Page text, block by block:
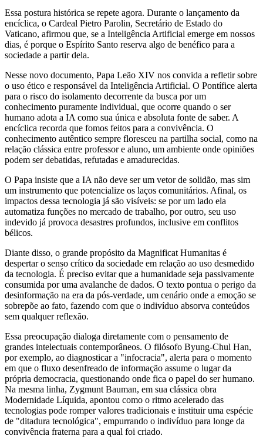
Essa postura histórica se repete agora. Durante o lançamento da
encíclica, o Cardeal Pietro Parolin, Secretário de Estado do
Vaticano, afirmou que, se a Inteligência Artificial emerge em nossos
dias, é porque o Espírito Santo reserva algo de benéfico para a
sociedade a partir dela.
Nesse novo documento, Papa Leão XIV nos convida a refletir sobre
o uso ético e responsável da Inteligência Artificial. O Pontífice alerta
para o risco do isolamento decorrente da busca por um
conhecimento puramente individual, que ocorre quando o ser
humano adota a IA como sua única e absoluta fonte de saber. A
encíclica recorda que fomos feitos para a convivência. O
conhecimento autêntico sempre floresceu na partilha social, como na
relação clássica entre professor e aluno, um ambiente onde opiniões
podem ser debatidas, refutadas e amadurecidas.
O Papa insiste que a IA não deve ser um vetor de solidão, mas sim
um instrumento que potencialize os laços comunitários. Afinal, os
impactos dessa tecnologia já são visíveis: se por um lado ela
automatiza funções no mercado de trabalho, por outro, seu uso
indevido já provoca desastres profundos, inclusive em conflitos
bélicos.
Diante disso, o grande propósito da Magnificat Humanitas é
despertar o senso crítico da sociedade em relação ao uso desmedido
da tecnologia. É preciso evitar que a humanidade seja passivamente
consumida por uma avalanche de dados. O texto pontua o perigo da
desinformação na era da pós-verdade, um cenário onde a emoção se
sobrepõe ao fato, fazendo com que o indivíduo absorva conteúdos
sem qualquer reflexão.
Essa preocupação dialoga diretamente com o pensamento de
grandes intelectuais contemporâneos. O filósofo Byung-Chul Han,
por exemplo, ao diagnosticar a "infocracia", alerta para o momento
em que o fluxo desenfreado de informação assume o lugar da
própria democracia, questionando onde fica o papel do ser humano.
Na mesma linha, Zygmunt Bauman, em sua clássica obra
Modernidade Líquida, apontou como o ritmo acelerado das
tecnologias pode romper valores tradicionais e instituir uma espécie
de "ditadura tecnológica", empurrando o indivíduo para longe da
convivência fraterna para a qual foi criado.